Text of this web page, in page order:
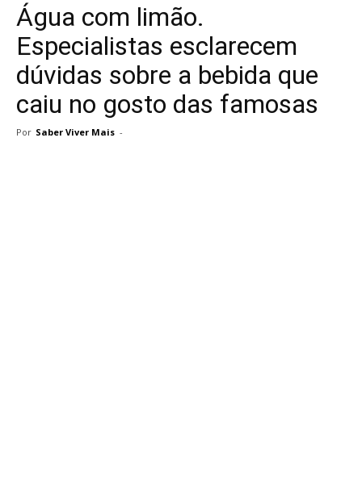
Água com limão.
Especialistas esclarecem
dúvidas sobre a bebida que
caiu no gosto das famosas
Por Saber Viver Mais -